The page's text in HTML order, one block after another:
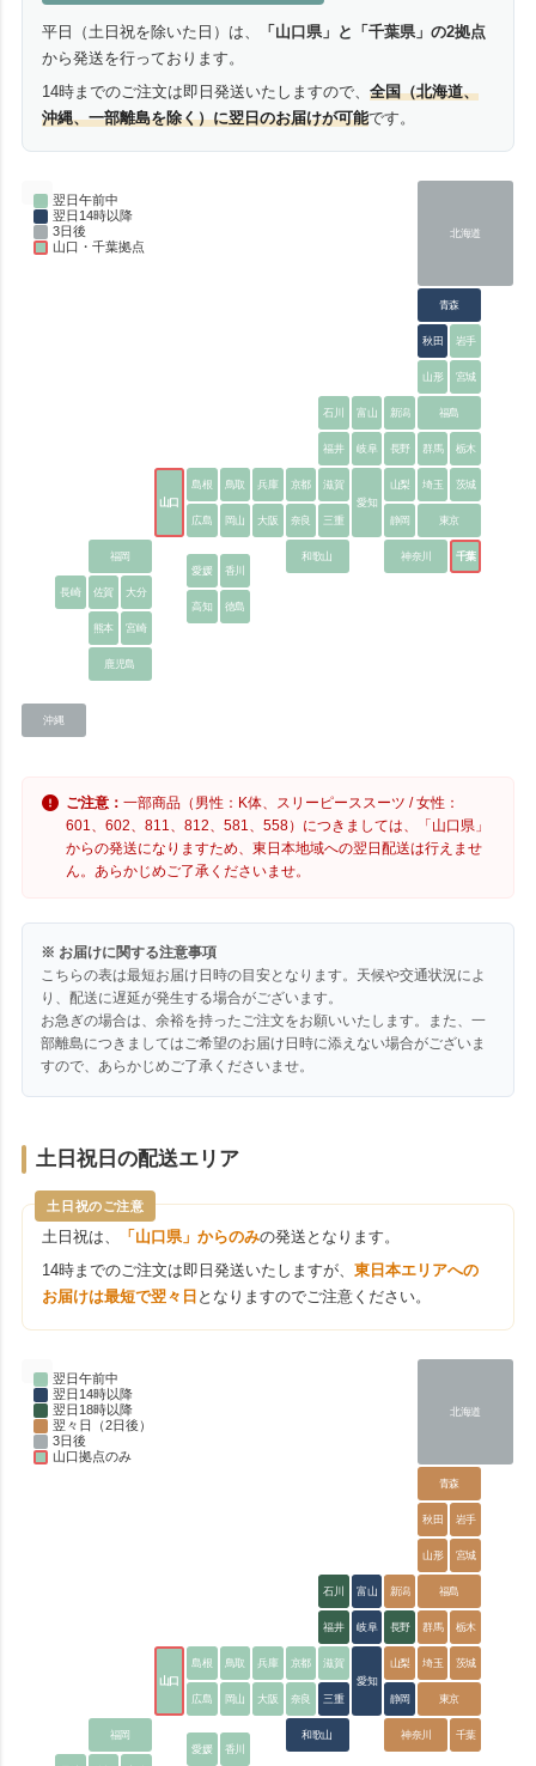
平日（土日祝を除いた日）は、
「山口県」と「千葉県」の2拠点
から発送を行っております。
14時までのご注文は即日発送いたしますので、全国（北海道、
沖縄、一部離島を除く）に翌日のお届けが可能です。
翌日午前中
翌日14時以降
3日後
山口・千葉拠点
北海道
青森
秋田 岩手
山形 宮城
石川 富山 新潟 福島
福井 岐阜 長野 群馬 栃木
山口
島根 鳥取 兵庫 京都
滋賀
愛知
山梨 埼玉 茨城
広島 岡山 大阪 奈良 三重 東京
福岡
愛媛
香川
和歌山
静岡
神奈川 千葉
長崎 佐賀
大分
高知
徳島
熊本
宮崎
鹿児島
沖縄
ご注意：一部商品（男性：K体、スリーピーススーツ / 女性：
601、602、811、812、581、558）につきましては、「山口県」
からの発送になりますため、東日本地域への翌日配送は行えませ
ん。あらかじめご了承くださいませ。
※ お届けに関する注意事項
こちらの表は最短お届け日時の目安となります。天候や交通状況によ
り、配送に遅延が発生する場合がございます。
お急ぎの場合は、余裕を持ったご注文をお願いいたします。また、一
部離島につきましてはご希望のお届け日時に添えない場合がございま
すので、あらかじめご了承くださいませ。
土日祝日の配送エリア
土日祝のご注意
土日祝は、 「山口県」からのみの発送となります。
14時までのご注文は即日発送いたしますが、東日本エリアへの
お届けは最短で翌々日 となりますのでご注意ください。
翌日午前中
翌日14時以降
翌日18時以降
翌々日（2日後）
3日後
山口拠点のみ
北海道
青森
秋田 岩手
山形 宮城
福島
新潟
群馬 栃木
埼玉 茨城
東京
神奈川 千葉
山梨
石川
福井 長野
富山
岐阜
愛知
静岡
三重
和歌山
山口
島根 鳥取
広島 岡山
兵庫 京都 滋賀
大阪 奈良
香川
愛媛
福岡